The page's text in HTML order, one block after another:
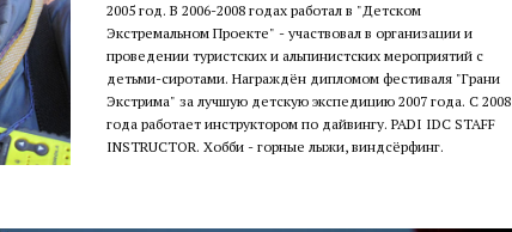
2005 год. В 2006-2008 годах работал в "Детском
Экстремальном Проекте" - участвовал в организации и
проведении туристских и альпинистских мероприятий с
детьми-сиротами. Награждён дипломом фестиваля "Грани
Экстрима" за лучшую детскую экспедицию 2007 года. С 2008
года работает инструктором по дайвингу. PADI IDC STAFF
INSTRUCTOR. Хобби - горные лыжи, виндсёрфинг.